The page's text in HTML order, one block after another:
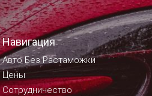
Навигация
Авто Без Растаможки
Цены
Сотрудничество